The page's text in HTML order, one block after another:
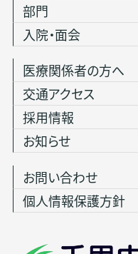
部門
入院・面会
医療関係者の方へ
交通アクセス
採用情報
お知らせ
お問い合わせ
個人情報保護方針